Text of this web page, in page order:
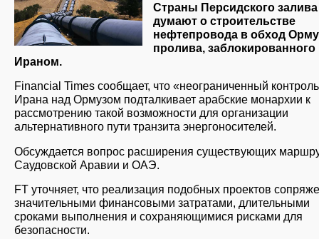
Страны Персидского залива
думают о строительстве
нефтепровода в обход
пролива, заблокированного
Ираном.
Financial Times сообщает, что «неограниченный
Ирана над Ормузом подталкивает арабские монархии к
рассмотрению такой возможности для организации
альтернативного пути транзита энергоносителей.
Обсуждается вопрос расширения существующих
Саудовской Аравии и ОАЭ.
FT уточняет, что реализация подобных проектов
значительными финансовыми затратами, длительными
сроками выполнения и сохраняющимися рисками для
безопасности.